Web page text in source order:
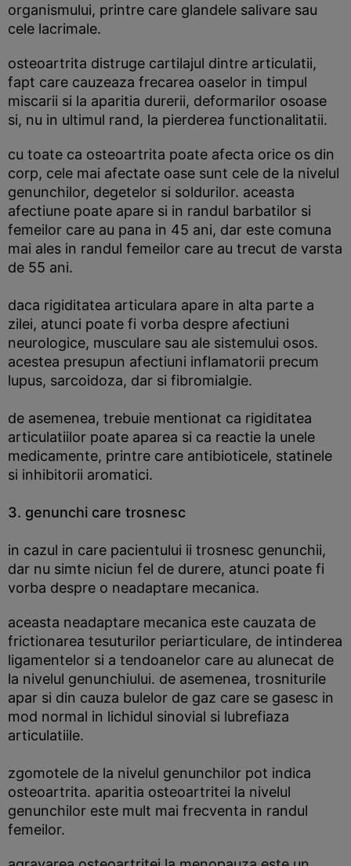
organismului, printre care glandele salivare sau
cele lacrimale.
osteoartrita distruge cartilajul dintre articulatii,
fapt care cauzeaza frecarea oaselor in timpul
miscarii si la aparitia durerii, deformarilor osoase
si, nu in ultimul rand, la pierderea functionalitatii.
cu toate ca osteoartrita poate afecta orice os din
corp, cele mai afectate oase sunt cele de la nivelul
genunchilor, degetelor si soldurilor. aceasta
afectiune poate apare si in randul barbatilor si
femeilor care au pana in 45 ani, dar este comuna
mai ales in randul femeilor care au trecut de varsta
de 55 ani.
daca rigiditatea articulara apare in alta parte a
zilei, atunci poate fi vorba despre afectiuni
neurologice, musculare sau ale sistemului osos.
acestea presupun afectiuni inflamatorii precum
lupus, sarcoidoza, dar si fibromialgie.
de asemenea, trebuie mentionat ca rigiditatea
articulatiilor poate aparea si ca reactie la unele
medicamente, printre care antibioticele, statinele
si inhibitorii aromatici.
3. genunchi care trosnesc
in cazul in care pacientului ii trosnesc genunchii,
dar nu simte niciun fel de durere, atunci poate fi
vorba despre o neadaptare mecanica.
aceasta neadaptare mecanica este cauzata de
frictionarea tesuturilor periarticulare, de intinderea
ligamentelor si a tendoanelor care au alunecat de
la nivelul genunchiului. de asemenea, trosniturile
apar si din cauza bulelor de gaz care se gasesc in
mod normal in lichidul sinovial si lubrefiaza
articulatiile.
zgomotele de la nivelul genunchilor pot indica
osteoartrita. aparitia osteoartritei la nivelul
genunchilor este mult mai frecventa in randul
femeilor.